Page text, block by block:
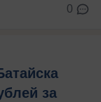
0
за